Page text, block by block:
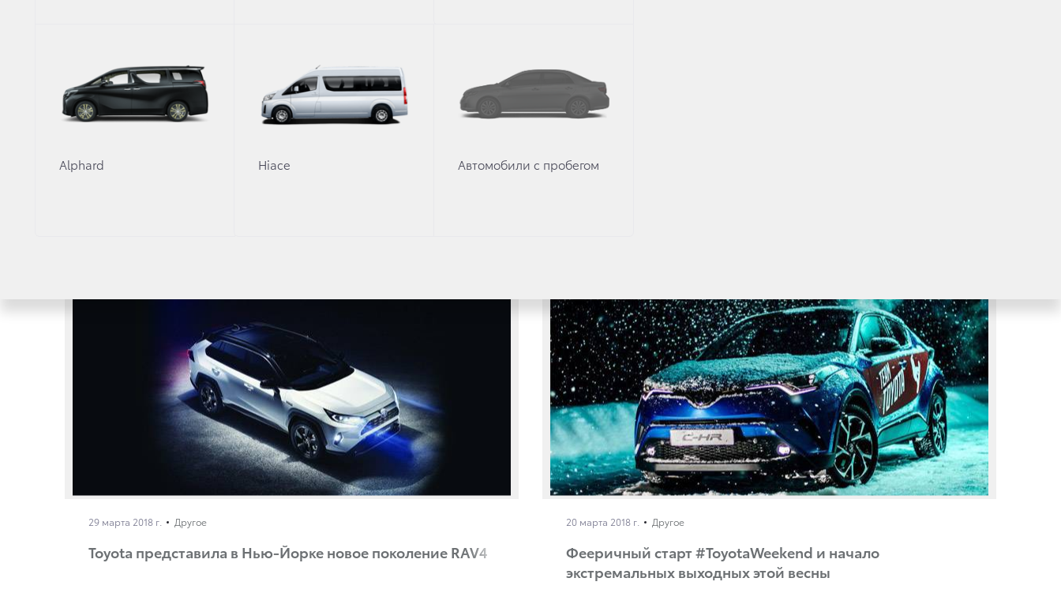
Alphard Hiace Автомобили с пробегом
29 марта 2018 г. Другое
Toyota представила в Нью-Йорке новое поколение RAV4
20 марта 2018 г. Другое
Фееричный старт #ToyotaWeekend и начало
экстремальных выходных этой весны